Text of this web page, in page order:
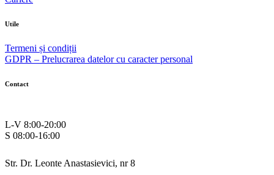
Utile
Termeni și condiții
GDPR – Prelucrarea datelor cu caracter personal
Contact
L-V 8:00-20:00
S 08:00-16:00
Str. Dr. Leonte Anastasievici, nr 8